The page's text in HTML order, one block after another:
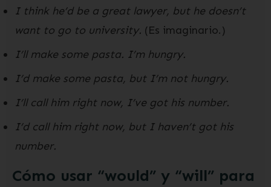
I think he’d be a great lawyer, but he doesn’t
want to go to university. (Es imaginario.)
I’ll make some pasta. I’m hungry.
I’d make some pasta, but I’m not hungry.
I’ll call him right now, I’ve got his number.
I’d call him right now, but I haven’t got his
number.
Cómo usar “would” y “will” para